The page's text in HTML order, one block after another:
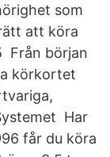
som
att köra
Från början
körkortet
Har
får du köra